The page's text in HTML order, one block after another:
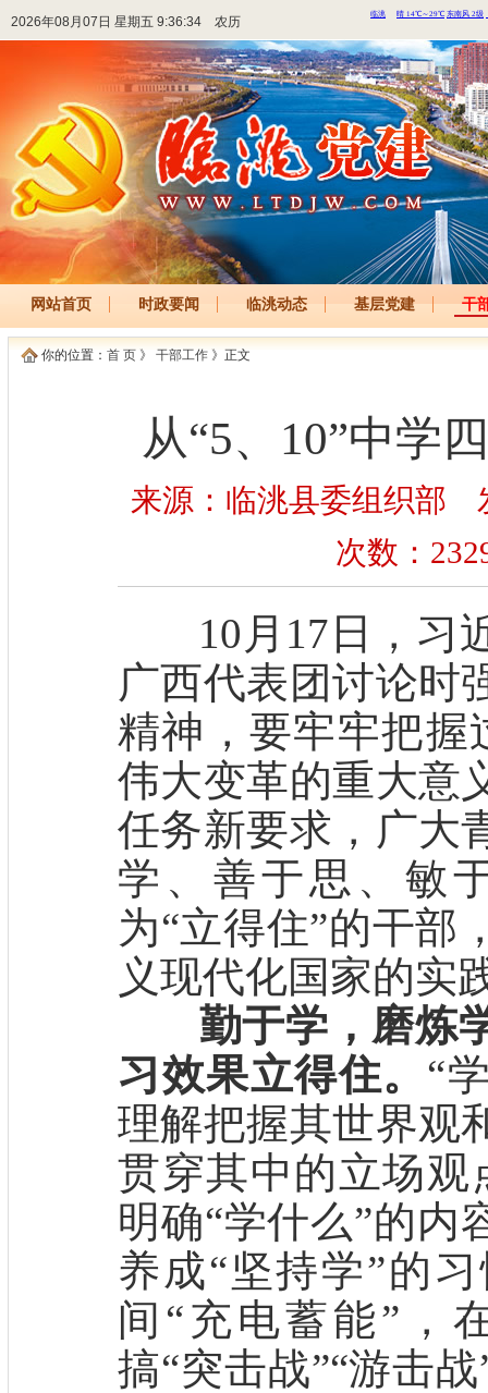
2026年08月07日 星期五 9:36:34 农历
网站首页 时政要闻 临洮动态 基层党建 干
你的位置： 首 页 》 干部工作 》正文
从“5、10”中学
来源：临洮县委组织部
次数：
10月17日，习
广西代表团讨论时
精神，要牢牢把握
伟大变革的重大意
任务新要求，广大
学、善于思、敏
为“立得住”的干部
义现代化国家的实
勤于学，磨炼
习效果立得住。 “
理解把握其世界观
贯穿其中的立场观
明确“学什么”的内
养成“坚持学”的
间“充电蓄能”，
搞“突击战”“游击